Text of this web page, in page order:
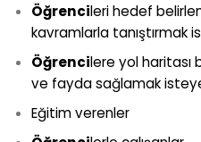
Öğrencileri hedef
kavramlarla tanıştırmak
Öğrencilere yol haritası
ve fayda sağlamak
Eğitim verenler